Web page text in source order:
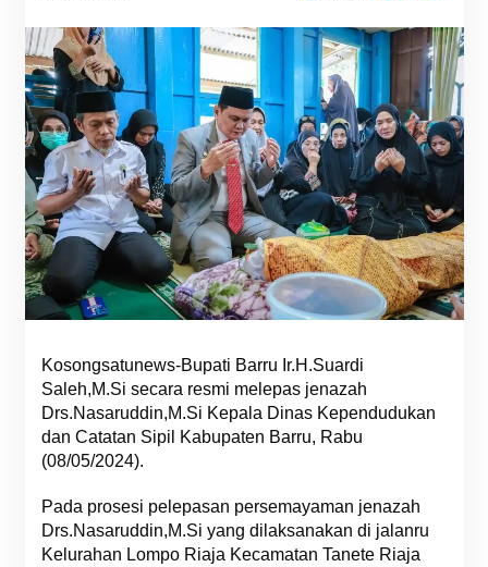
Kosongsatunews-Bupati Barru Ir.H.Suardi
Saleh,M.Si secara resmi melepas jenazah
Drs.Nasaruddin,M.Si Kepala Dinas Kependudukan
dan Catatan Sipil Kabupaten Barru, Rabu
(08/05/2024).
Pada prosesi pelepasan persemayaman jenazah
Drs.Nasaruddin,M.Si yang dilaksanakan di jalanru
Kelurahan Lompo Riaja Kecamatan Tanete Riaja